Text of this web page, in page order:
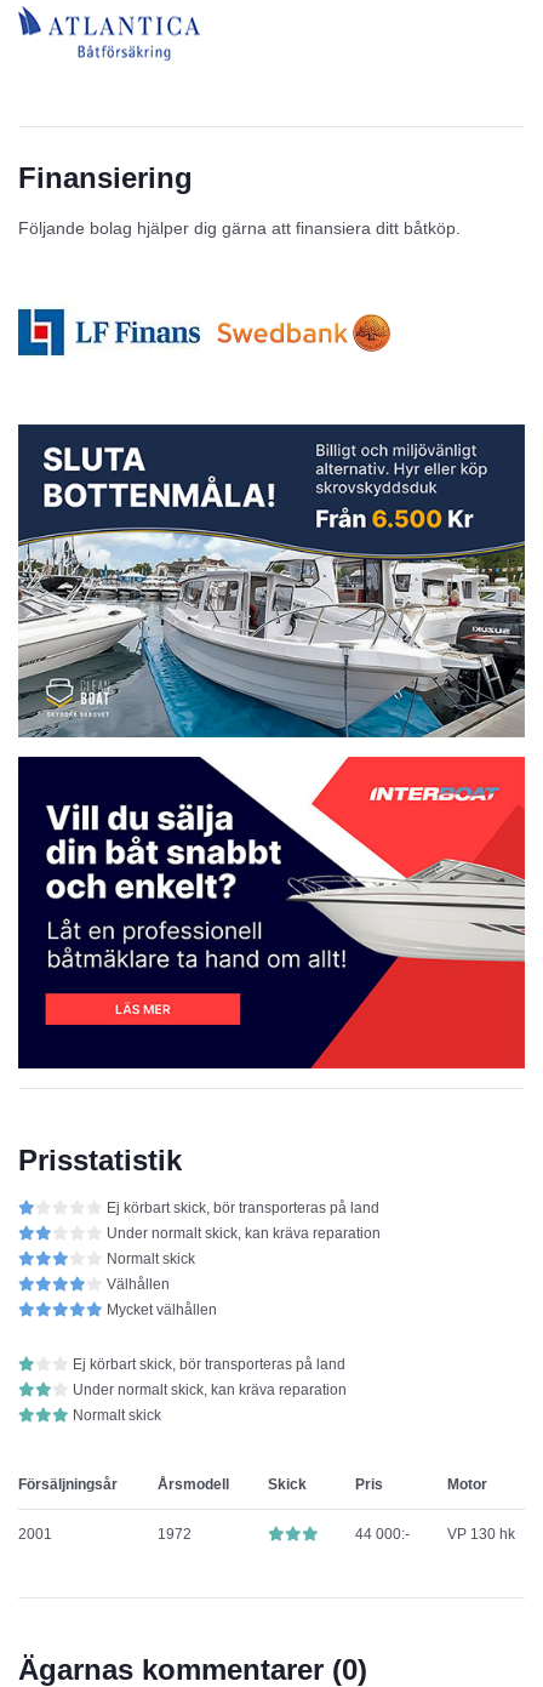
Finansiering
Följande bolag hjälper dig gärna att finansiera ditt båtköp.
Prisstatistik
Ej körbart skick, bör transporteras på land
Under normalt skick, kan kräva reparation
Normalt skick
Välhållen
Mycket välhållen
Ej körbart skick, bör transporteras på land
Under normalt skick, kan kräva reparation
Normalt skick
Försäljningsår Årsmodell Skick Pris Motor
2001 1972 44 000:- VP 130 hk
Ägarnas kommentarer (0)